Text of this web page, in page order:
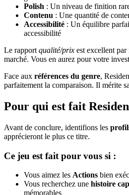
Polish : Un niveau de finition
Contenu : Une quantité de
Accessibilité : Un équilibre
accessibilité
Le rapport qualité/prix est excellent par
marché. Vous en aurez pour votre
Face aux références du genre,
parfaitement la comparaison. Il mérite
Pour qui est fait
Avant de conclure, identifions les
apprécieront le plus ce titre.
Ce jeu est fait pour vous si :
Vous aimez les Actions bien
Vous recherchez une histoire
mémorables